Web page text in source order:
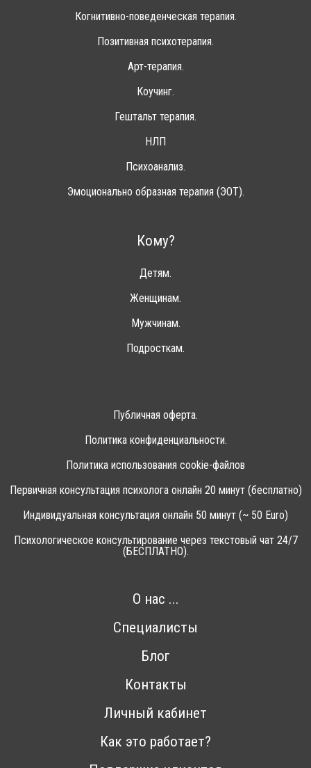
Когнитивно-поведенческая терапия.
Позитивная психотерапия.
Арт-терапия.
Коучинг.
Гештальт терапия.
НЛП
Психоанализ.
Эмоционально образная терапия (ЭОТ).
Кому?
Детям.
Женщинам.
Мужчинам.
Подросткам.
Публичная оферта.
Политика конфиденциальности.
Политика использования cookie-файлов
Первичная консультация психолога онлайн 20 минут (бесплатно)
Индивидуальная консультация онлайн 50 минут (~ 50 Euro)
Психологическое консультирование через текстовый чат 24/7
(БЕСПЛАТНО).
О нас ...
Специалисты
Блог
Контакты
Личный кабинет
Как это работает?